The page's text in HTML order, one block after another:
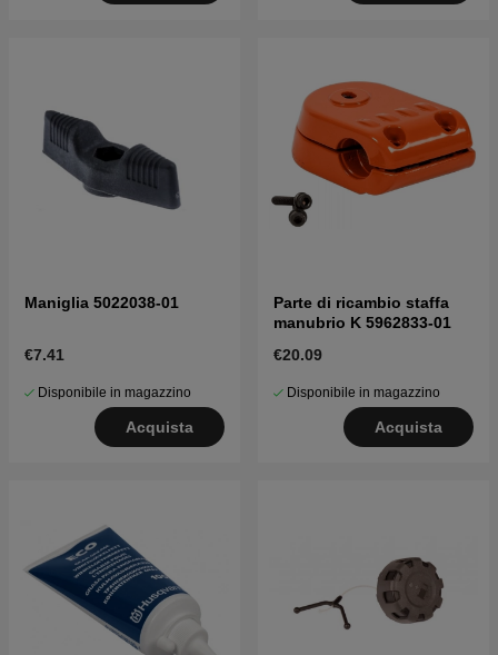
Maniglia 5022038-01
€7.41
Disponibile in magazzino
Acquista
Parte di ricambio staffa
manubrio K 5962833-01
€20.09
Disponibile in magazzino
Acquista